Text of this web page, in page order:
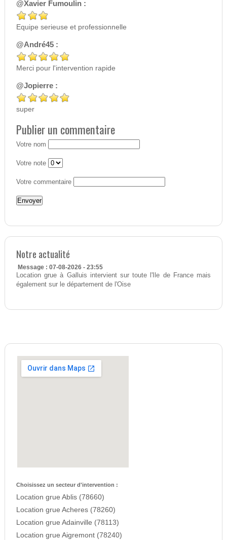
@Xavier Fumoulin :
Equipe serieuse et professionnelle
@André45 :
Merci pour l'intervention rapide
@Jopierre :
super
Publier un commentaire
Votre nom
Votre note
Votre commentaire
Notre actualité
Message : 07-08-2026 - 23:55
Location grue à Galluis intervient sur toute l'Ile de France mais
également sur le département de l'Oise
Choisissez un secteur d'intervention :
Location grue Ablis (78660)
Location grue Acheres (78260)
Location grue Adainville (78113)
Location grue Aigremont (78240)